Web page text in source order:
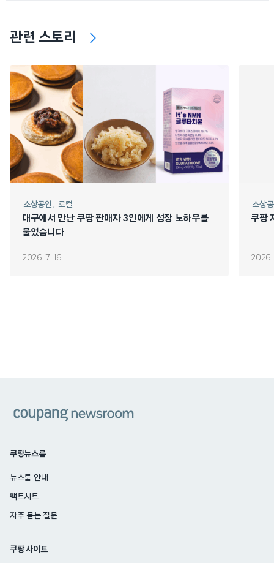
관련 스토리
소상공인 로컬
대구에서 만난 쿠팡 판매자 3인에게 성장 노하우를
물었습니다
2026. 7. 16.
소상
쿠팡
2026.
쿠팡뉴스룸
뉴스룸 안내
팩트시트
자주 묻는 질문
쿠팡 사이트